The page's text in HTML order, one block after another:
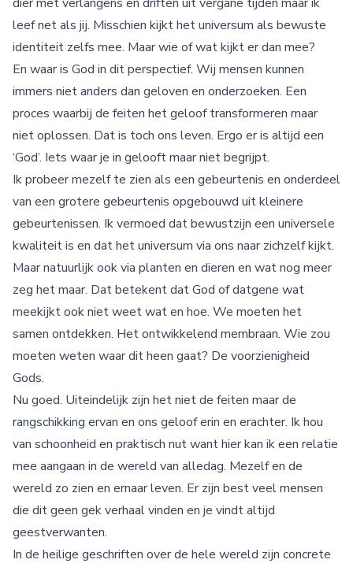
leef net als jij. Misschien kijkt het universum als bewuste
identiteit zelfs mee. Maar wie of wat kijkt er dan mee?
En waar is God in dit perspectief. Wij mensen kunnen
immers niet anders dan geloven en onderzoeken. Een
proces waarbij de feiten het geloof transformeren maar
niet oplossen. Dat is toch ons leven. Ergo er is altijd een
‘God’. Iets waar je in gelooft maar niet begrijpt.
Ik probeer mezelf te zien als een gebeurtenis en onderdeel
van een grotere gebeurtenis opgebouwd uit kleinere
gebeurtenissen. Ik vermoed dat bewustzijn een universele
kwaliteit is en dat het universum via ons naar zichzelf kijkt.
Maar natuurlijk ook via planten en dieren en wat nog meer
zeg het maar. Dat betekent dat God of datgene wat
meekijkt ook niet weet wat en hoe. We moeten het
samen ontdekken. Het ontwikkelend membraan. Wie zou
moeten weten waar dit heen gaat? De voorzienigheid
Gods.
Nu goed. Uiteindelijk zijn het niet de feiten maar de
rangschikking ervan en ons geloof erin en erachter. Ik hou
van schoonheid en praktisch nut want hier kan ik een relatie
mee aangaan in de wereld van alledag. Mezelf en de
wereld zo zien en ernaar leven. Er zijn best veel mensen
die dit geen gek verhaal vinden en je vindt altijd
geestverwanten.
In de heilige geschriften over de hele wereld zijn concrete